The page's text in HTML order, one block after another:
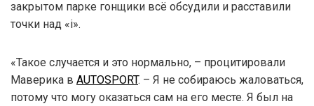
закрытом парке гонщики всё обсудили и расставили
точки над «i».
«Такое случается и это нормально, – процитировали
Маверика в AUTOSPORT. – Я не собираюсь жаловаться,
потому что могу оказаться сам на его месте. Я был на